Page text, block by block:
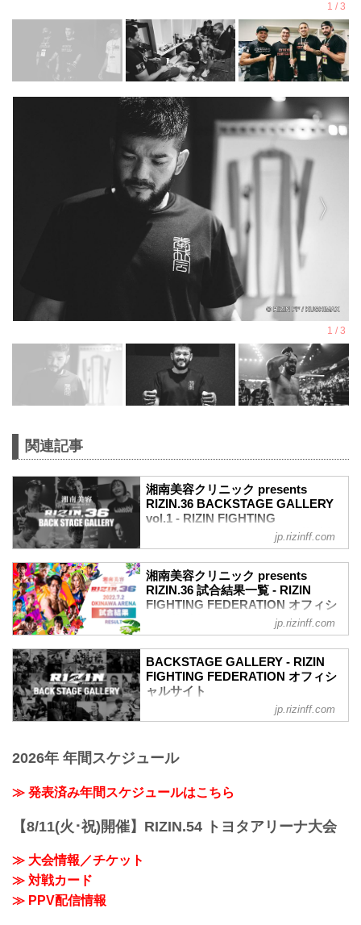
関連記事
湘南美容クリニック presents
RIZIN.36 BACKSTAGE GALLERY
vol.1 - RIZIN FIGHTING
FEDERATION オフィシャルサイト
収めた「BACKSTAGE GALLERY」
第1試合～第9試合までのvol.2はこちら
第13試合 ／鈴木博昭 vs. 平本蓮
第12試合 ／山本美憂 vs. 大島沙緒里
大島沙緒里4
山本美憂3
第11試合 ／砂辺光久 vs. 中務修良
砂辺光久3
良
カイル・アグォン2
関連記事
BACKSTAGE G...
jp.rizinff.com
湘南美容クリニック presents
RIZIN.36 試合結果一覧 - RIZIN
FIGHTING FEDERATION オフィシ
RIZIN MMAルール：5分 3R（66.0kg）
（LOSE）鈴木博昭 vs. 平本蓮（WIN）
3R 判定 （1-2）
第12試合 ／山本美憂 vs. 大島沙緒里
（WIN）
≫ 試合結果詳細
RIZIN MMAルール：5分 3R（54.0kg）
jp.rizinff.com
BACKSTAGE GALLERY - RIZIN
FIGHTING FEDERATION オフィシ
ャルサイト
BACKSTAGE GALLERY の記事一覧 - 格
イジン ファイティング フェデレーショ
いきます。
jp.rizinff.com
2026年 年間スケジュール
≫ 発表済み年間スケジュールはこちら
【8/11(火･祝)開催】RIZIN.54 トヨタアリーナ大会
≫ 大会情報／チケット
≫ 対戦カード
≫ PPV配信情報